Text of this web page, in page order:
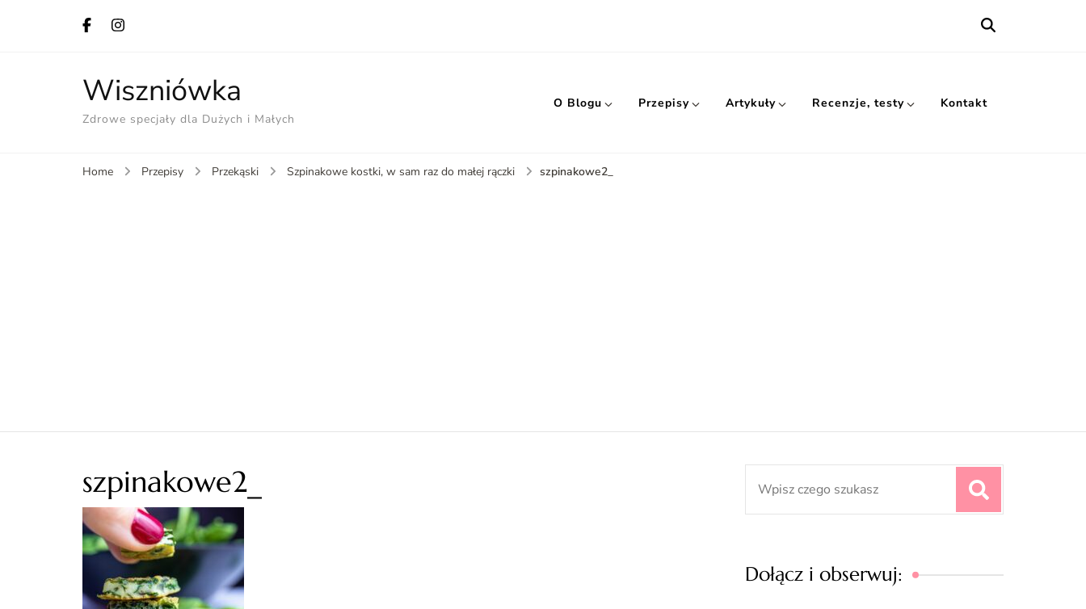
Wiszniówka
Zdrowe specjały dla Dużych i Małych
O Blogu Przepisy Artykuły Recenzje, testy Kontakt
Home Przepisy Przekąski Szpinakowe kostki, w sam raz do małej rączki szpinakowe2_
szpinakowe2_
Dołącz i obserwuj: